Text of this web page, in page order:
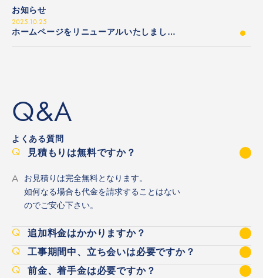
お知らせ
2025.10.25
ホームページをリニューアルいたしました。
Q&A
よくある質問
Q 見積もりは無料ですか？
A
お見積りは完全無料となります。
如何なる場合も代金を請求することはない
のでご安心下さい。
Q 追加料金はかかりますか？
Q 工事期間中、立ち会いは必要ですか？
Q 前金、着手金は必要ですか？